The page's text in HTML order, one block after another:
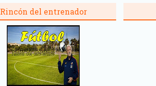
Rincón del entrenador